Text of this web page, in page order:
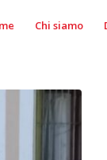
Chi siamo